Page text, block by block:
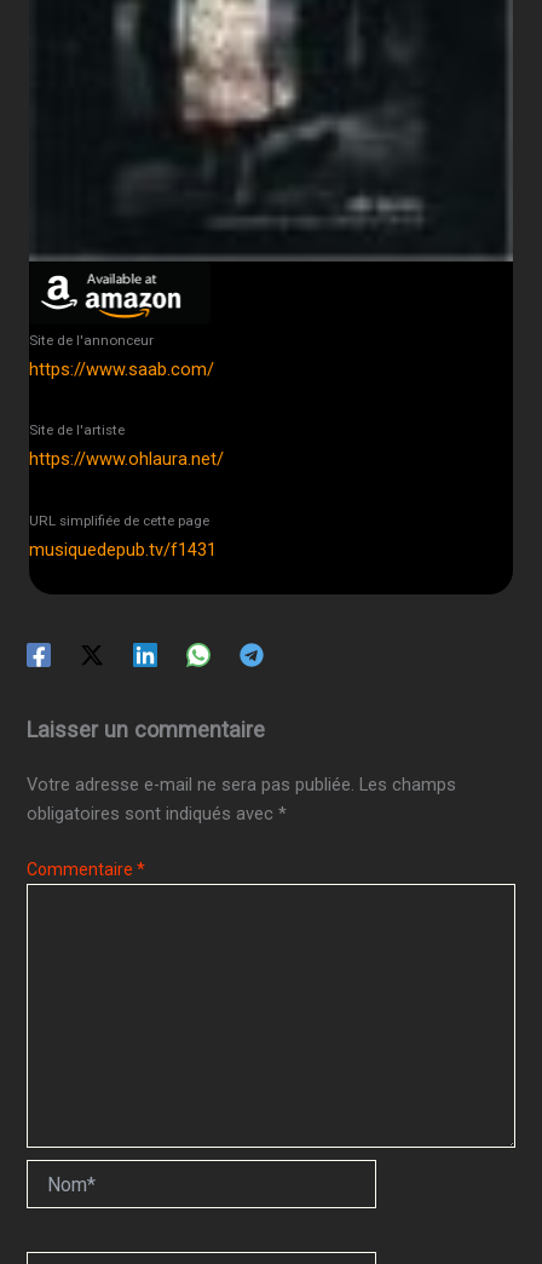
Site de l'annonceur
https://www.saab.com/
Site de l'artiste
https://www.ohlaura.net/
URL simplifiée de cette page
musiquedepub.tv/f1431
Laisser un commentaire
Votre adresse e-mail ne sera pas publiée. Les champs
obligatoires sont indiqués avec*
Commentaire*